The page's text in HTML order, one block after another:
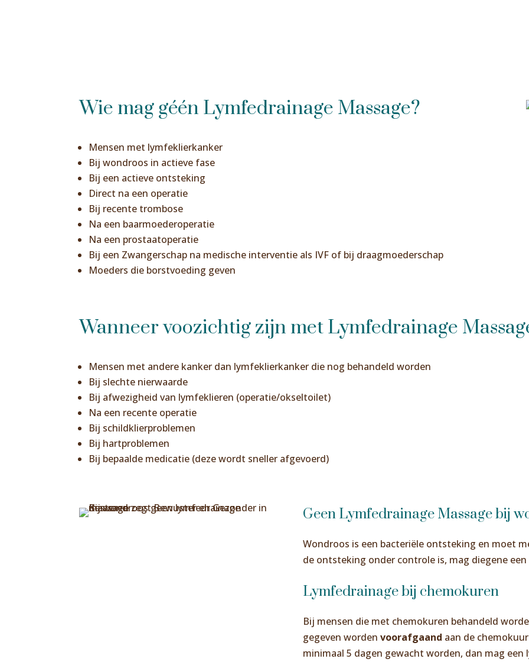
Wie mag géén Lymfedrainage Massage?
Mensen met lymfeklierkanker
Bij wondroos in actieve fase
Bij een actieve ontsteking
Direct na een operatie
Bij recente trombose
Na een baarmoederoperatie
Na een prostaatoperatie
Bij een Zwangerschap na medische interventie als IVF of bij draagmoederschap
Moeders die borstvoeding geven
Wanneer voozichtig zijn met Lymfedrainage
Mensen met andere kanker dan lymfeklierkanker die nog behandeld worden
Bij slechte nierwaarde
Bij afwezigheid van lymfeklieren (operatie/okseltoilet)
Na een recente operatie
Bij schildklierproblemen
Bij hartproblemen
Bij bepaalde medicatie (deze wordt sneller afgevoerd)
Geen Lymfedrainage Massage bij
Wondroos is een bacteriële ontsteking en moet
de ontsteking onder controle is, mag diegene
Lymfedrainage bij chemokuren
Bij mensen die met chemokuren behandeld
gegeven worden voorafgaand aan de
minimaal 5 dagen gewacht worden, dan mag